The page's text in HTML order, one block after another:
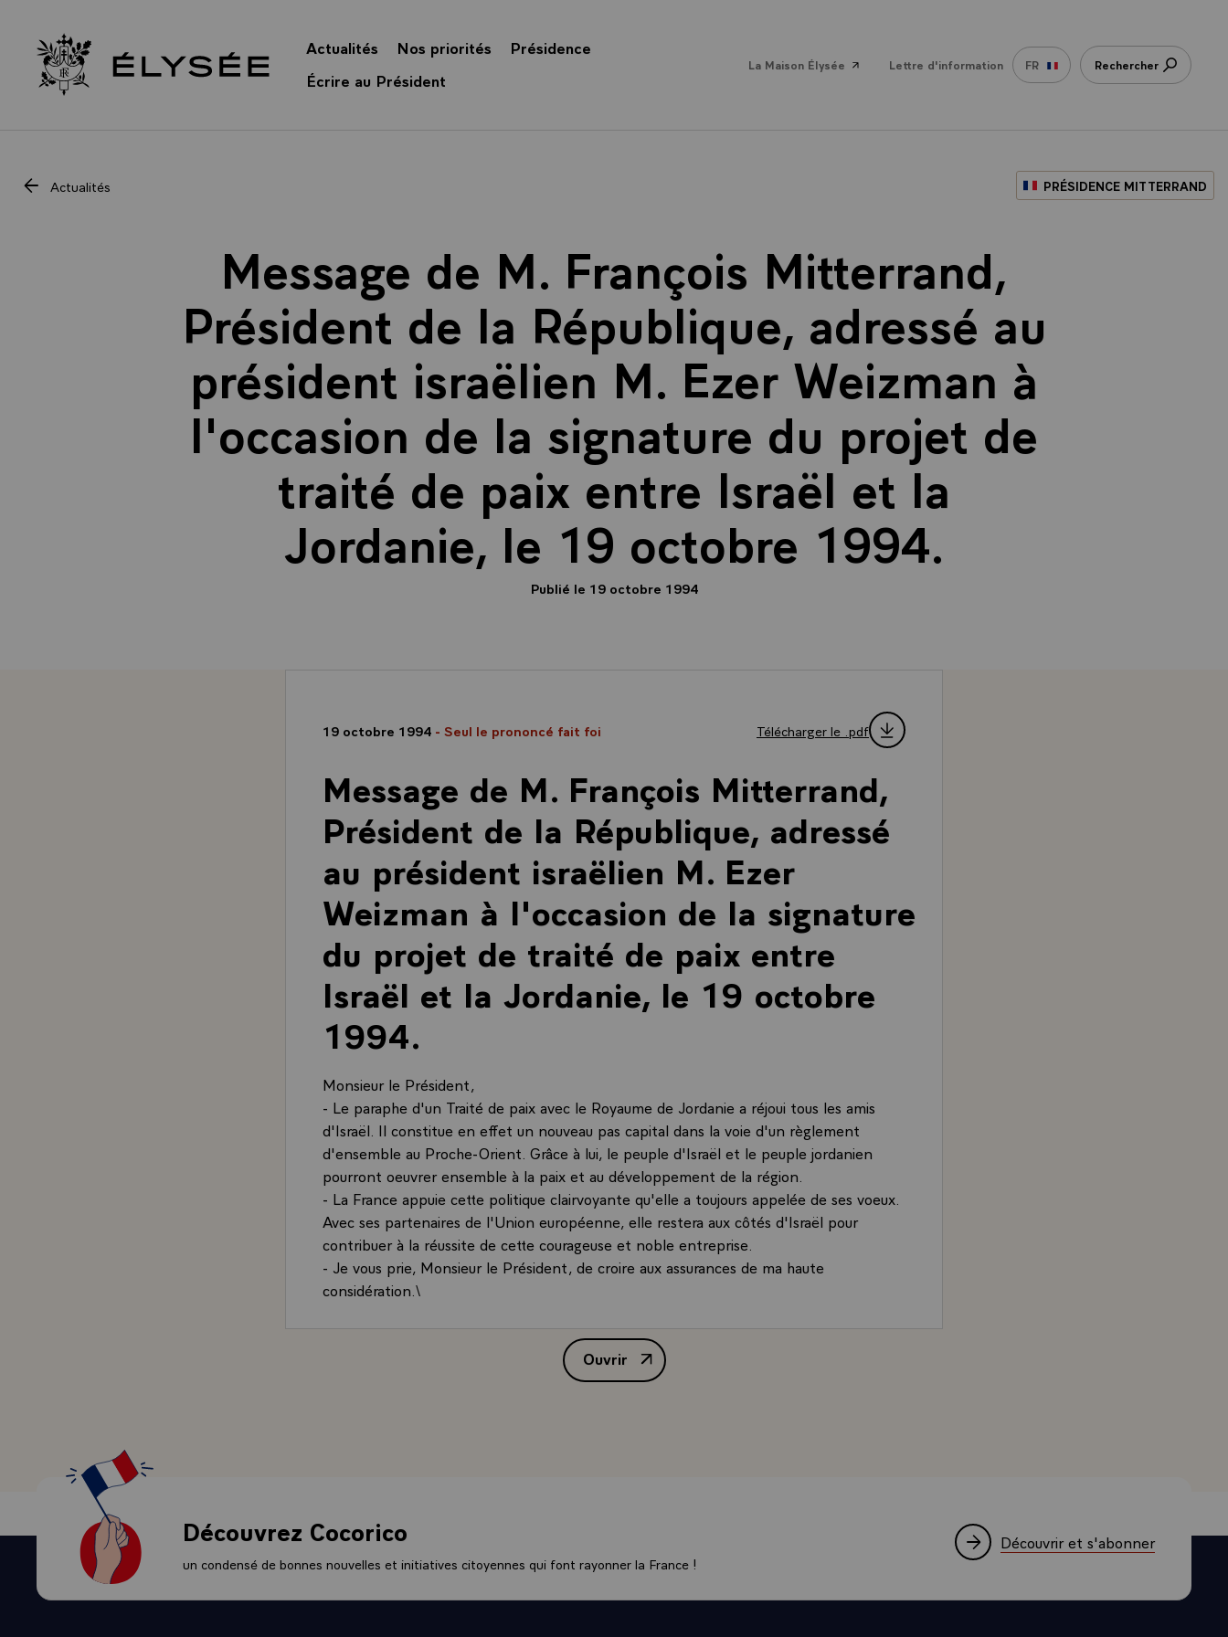
Retour à l’accueil Élysée
Actualités Nos priorités
Présidence
Écrire au Président
La Maison Élysée Lettre d'information FR Rechercher
Actualités PRÉSIDENCE MITTERRAND
Message de M. François Mitterrand,
Président de la République, adressé au
président israëlien M. Ezer Weizman à
l'occasion de la signature du projet de
traité de paix entre Israël et la
Jordanie, le 19 octobre 1994.
Publié le 19 octobre 1994
19 octobre 1994 - Seul le prononcé fait foi Télécharger le .pdf
Message de M. François Mitterrand,
Président de la République, adressé
au président israëlien M. Ezer
Weizman à l'occasion de la signature
du projet de traité de paix entre
Israël et la Jordanie, le 19 octobre
1994.
Monsieur le Président,
- Le paraphe d'un Traité de paix avec le Royaume de Jordanie a réjoui tous les amis
d'Israël. Il constitue en effet un nouveau pas capital dans la voie d'un règlement
d'ensemble au Proche-Orient. Grâce à lui, le peuple d'Israël et le peuple jordanien
pourront oeuvrer ensemble à la paix et au développement de la région.
- La France appuie cette politique clairvoyante qu'elle a toujours appelée de ses voeux.
Avec ses partenaires de l'Union européenne, elle restera aux côtés d'Israël pour
contribuer à la réussite de cette courageuse et noble entreprise.
- Je vous prie, Monsieur le Président, de croire aux assurances de ma haute
considération.\
Ouvrir
Message de M. François Mitterrand, Président de la République, adressé au président
Découvrez Cocorico
un condensé de bonnes nouvelles et initiatives citoyennes qui font rayonner la France !
Découvrir et s'abonner